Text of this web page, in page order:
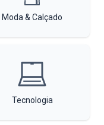
Moda & Calçado
Tecnologia